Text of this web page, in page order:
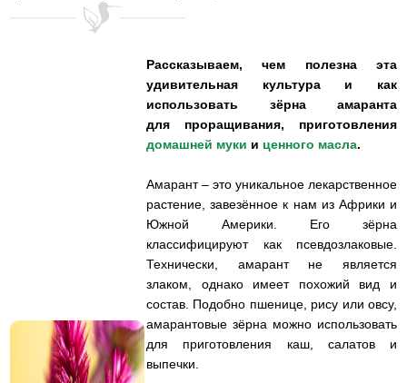
Рассказываем, чем полезна эта
удивительная культура и как
использовать зёрна амаранта
для проращивания, приготовления
домашней муки и ценного масла.
Амарант – это уникальное лекарственное
растение, завезённое к нам из Африки и
Южной Америки. Его зёрна
классифицируют как псевдозлаковые.
Технически, амарант не является
злаком, однако имеет похожий вид и
состав. Подобно пшенице, рису или овсу,
амарантовые зёрна можно использовать
для приготовления каш, салатов и
выпечки.